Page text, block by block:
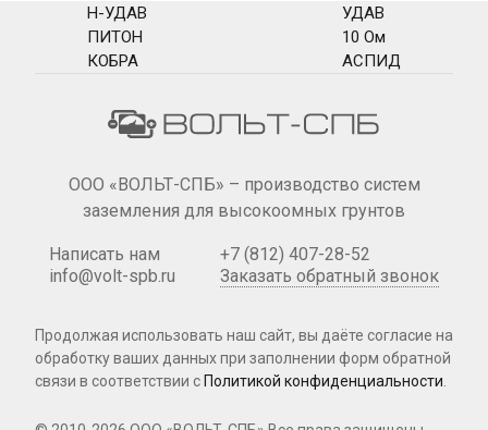
Н-УДАВ
ПИТОН
КОБРА
УДАВ
10 Ом
АСПИД
ООО «ВОЛЬТ-СПБ» – производство систем
заземления для высокоомных грунтов
Написать нам
info@volt-spb.ru
+7 (812) 407-28-52
Заказать обратный звонок
Продолжая использовать наш сайт, вы даёте согласие на
обработку ваших данных при заполнении форм обратной
связи в соответствии с Политикой конфиденциальности.